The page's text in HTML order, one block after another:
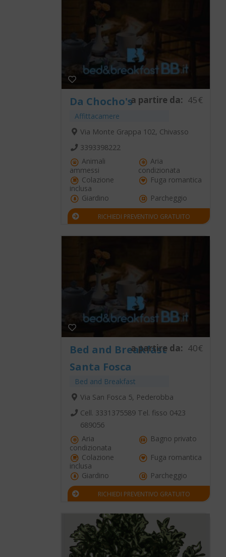
Da Chocho's
Affittacamere
a partire da: 45€
Via Monte Grappa 102, Chivasso
3393398222
Animali
ammessi
Aria
condizionata
Colazione
inclusa
Fuga romantica
Giardino
Parcheggio
RICHIEDI PREVENTIVO GRATUITO
Bed and Breakfast
Santa Fosca
Bed and Breakfast
a partire da: 40€
Via San Fosca 5, Pederobba
Cell. 3331375589 Tel. fisso 0423
689056
Aria
condizionata
Bagno privato
Colazione
inclusa
Fuga romantica
Giardino
Parcheggio
RICHIEDI PREVENTIVO GRATUITO